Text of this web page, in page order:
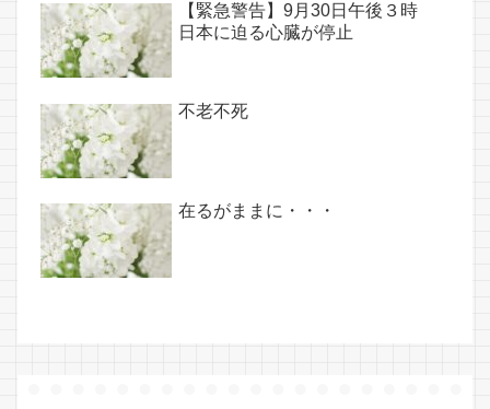
(6/26・28追記あり）
【緊急警告】9月30日午後３時
日本に迫る心臓が停止
不老不死
在るがままに・・・